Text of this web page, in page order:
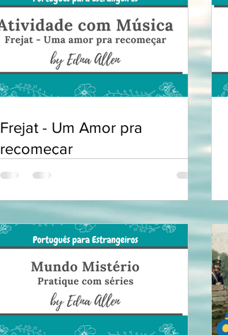
Frejat - Um Amor pra
recomeçar